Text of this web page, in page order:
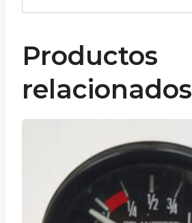
Productos
relacionados